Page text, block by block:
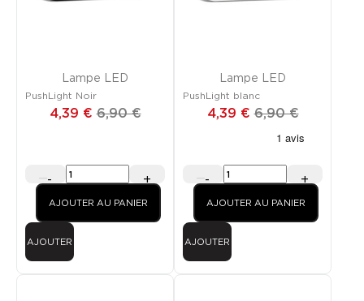
Lampe LED
PushLight Noir
4,39 € 6,90 €
- +
AJOUTER AU PANIER
AJOUTER
Lampe LED
PushLight blanc
4,39 € 6,90 €
- +
AJOUTER AU PANIER
AJOUTER